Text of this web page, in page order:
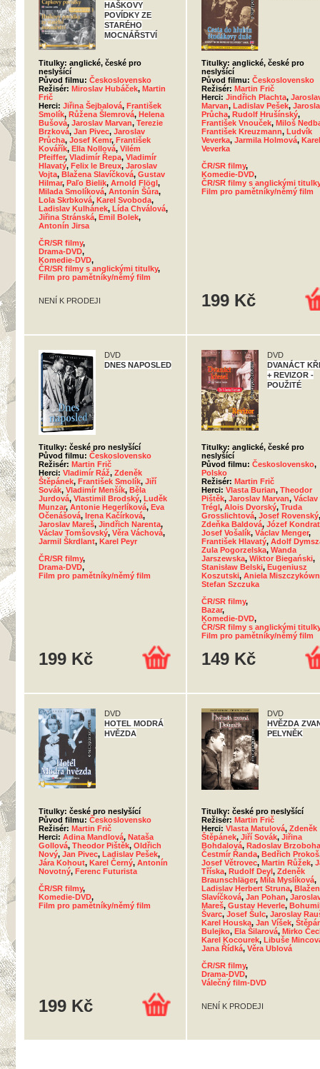
HAŠKOVY
POVÍDKY ZE
STARÉHO
MOCNÁŘSTVÍ
Titulky: anglické, české pro
neslyšící
Původ filmu: Československo
Režisér: Miroslav Hubáček, Martin
Frič
Herci: Jiřina Šejbalová, František
Smolík, Růžena Šlemrová, Helena
Bušová, Jaroslav Marvan, Terezie
Brzková, Jan Pivec, Jaroslav
Průcha, Josef Kemr, František
Kovářík, Ella Nollová, Vilém
Pfeiffer, Vladimír Řepa, Vladimír
Hlavatý, Felix le Breux, Jaroslav
Vojta, Blažena Slavíčková, Gustav
Hilmar, Paľo Bielik, Arnold Flögl,
Milada Smolíková, Antonín Šůra,
Lola Skrbková, Karel Svoboda,
Ladislav Kulhánek, Lída Chválová,
Jiřina Stránská, Emil Bolek,
Antonín Jirsa
ČR/SR filmy,
Drama-DVD,
Komedie-DVD,
ČR/SR filmy s anglickými titulky,
Film pro pamětníky/němý film
NENÍ K PRODEJI
Titulky: anglické, české pro
neslyšící
Původ filmu: Československo
Režisér: Martin Frič
Herci: Jindřich Plachta,
Marvan, Ladislav Pešek,
Průcha, Rudolf Hrušínský,
František Vnouček, Miloš
František Kreuzmann, Ludvík
Veverka, Jarmila Holmová, Karel
Veverka
ČR/SR filmy,
Komedie-DVD,
ČR/SR filmy s anglickými titulky
Film pro pamětníky/němý film
199 Kč
DVD
DNES NAPOSLED
Titulky: české pro neslyšící
Původ filmu: Československo
Režisér: Martin Frič
Herci: Vladimír Ráž, Zdeněk
Štěpánek, František Smolík, Jiří
Sovák, Vladimír Menšík, Běla
Jurdová, Vlastimil Brodský, Luděk
Munzar, Antonie Hegerlíková, Eva
Očenášová, Irena Kačírková,
Jaroslav Mareš, Jindřich Narenta,
Václav Tomšovský, Věra Váchová,
Jarmil Škrdlant, Karel Peyr
ČR/SR filmy,
Drama-DVD,
Film pro pamětníky/němý film
199 Kč
DVD
DVANÁCT
+ REVIZOR -
POUŽITÉ
Titulky: anglické, české pro
neslyšící
Původ filmu: Československo,
Polsko
Režisér: Martin Frič
Herci: Vlasta Burian, Theodor
Pištěk, Jaroslav Marvan, Václav
Trégl, Alois Dvorský, Truda
Grosslichtová, Josef Rovenský,
Zdeňka Baldová, Józef Kondrat
Josef Vošalík, Václav Menger,
František Hlavatý, Adolf
Zula Pogorzelska, Wanda
Jarszewska, Wiktor Biegański,
Stanisław Belski, Eugeniusz
Koszutski, Aniela
Stefan Szczuka
ČR/SR filmy,
Bazar,
Komedie-DVD,
ČR/SR filmy s anglickými titulky
Film pro pamětníky/němý film
149 Kč
DVD
HOTEL MODRÁ
HVĚZDA
Titulky: české pro neslyšící
Původ filmu: Československo
Režisér: Martin Frič
Herci: Adina Mandlová, Nataša
Gollová, Theodor Pištěk, Oldřich
Nový, Jan Pivec, Ladislav Pešek,
Jára Kohout, Karel Černý, Antonín
Novotný, Ferenc Futurista
ČR/SR filmy,
Komedie-DVD,
Film pro pamětníky/němý film
199 Kč
DVD
HVĚZDA
PELYNĚK
Titulky: české pro neslyšící
Režisér: Martin Frič
Herci: Vlasta Matulová, Zdeněk
Štěpánek, Jiří Sovák, Jiřina
Bohdalová, Radoslav
Čestmír Řanda, Bedřich Prokoš
Josef Větrovec, Martin Růžek,
Tříska, Rudolf Deyl, Zdeněk
Braunschläger, Míla Myslíková,
Ladislav Herbert Struna,
Slavíčková, Jan Pohan,
Mareš, Gustav Heverle,
Švarc, Josef Šulc, Jaroslav
Karel Houska, Jan Víšek,
Bulejko, Ela Šilarová, Mirko
Karel Kocourek, Libuše
Jana Řídká, Věra Ublová
ČR/SR filmy,
Drama-DVD,
Válečný film-DVD
NENÍ K PRODEJI